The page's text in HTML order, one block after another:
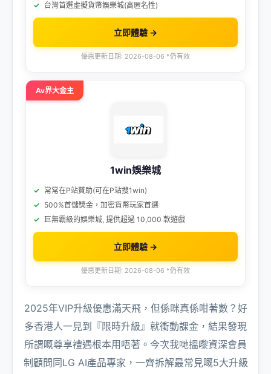
台灣首選虛擬貨幣娛樂城(高匿名性)
立即體驗 →
優惠更新日期: 2026-08-06 *仍有效
Av界大金主
1win娛樂城
常常在P站贊助(可在P站搜1win)
500%首儲獎金，加密貨幣玩家首選
巨無霸級的娛樂城, 提供超過 10,000 款遊戲
立即體驗 →
優惠更新日期: 2026-08-06 *仍有效
2025年VIP升級優惠滿天飛，但係咪真係咁著數？好
多香港人一見到『限時升級』就衝動課金，結果發現
所謂嘅尊享禮遇根本用唔著。今次我哋搵嚟資深會員
制顧問同LG AI產品專家，一齊拆解最常見嘅5大升級